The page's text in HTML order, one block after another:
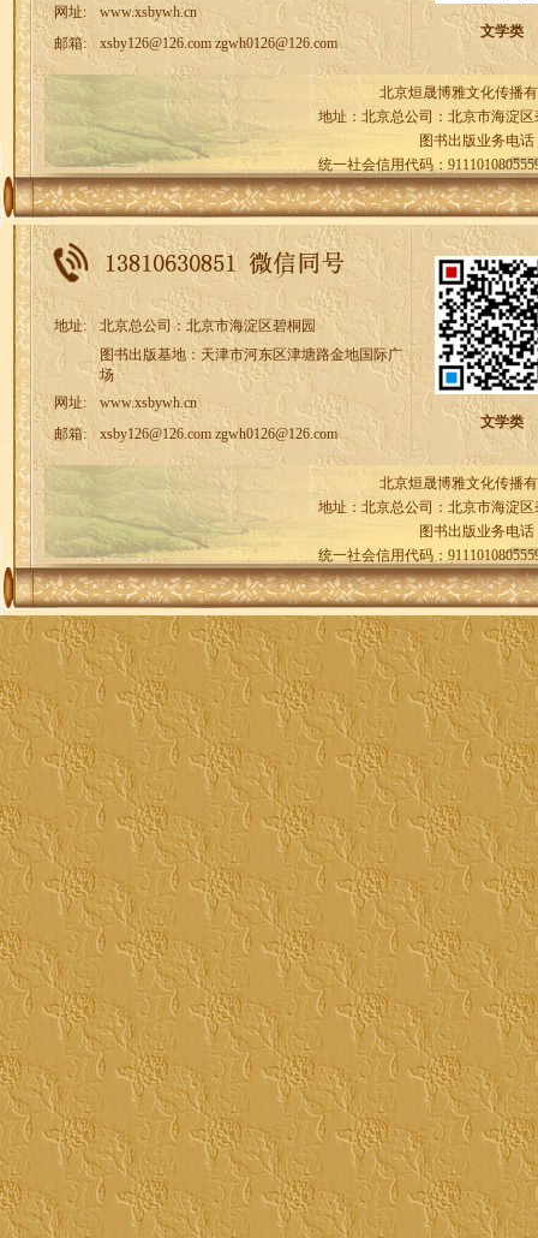
网址:
www.xsbywh.cn
邮箱:
xsby126@126.com zgwh0126@126.com
文学类
北京烜晟博雅文化传播
地址：北京总公司：北京市海淀
图书出版业务电话
统一社会信用代码：
地址:
北京总公司：北京市海淀区碧桐园
图书出版基地：天津市河东区津塘路金地国际广
场
网址:
www.xsbywh.cn
邮箱:
xsby126@126.com zgwh0126@126.com
文学类
北京烜晟博雅文化传播
地址：北京总公司：北京市海淀
图书出版业务电话
统一社会信用代码：